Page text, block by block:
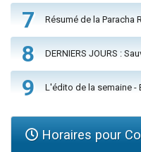
7 Résumé de la Paracha
8 DERNIERS JOURS :
9 L'édito de la semaine -
Horaires pour